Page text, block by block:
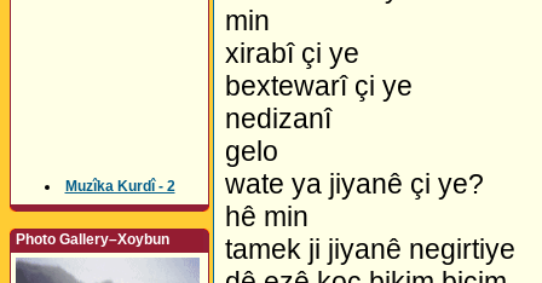
Muzîka Kurdî - 2
Photo Gallery–Xoybun
min
xirabî çi ye
bextewarî çi ye
nedizanî
gelo
wate ya jiyanê çi ye?
hê min
tamek ji jiyanê negirtiye